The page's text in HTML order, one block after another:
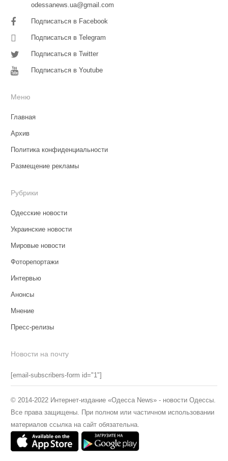
odessanews.ua@gmail.com
Подписаться в Facebook
Подписаться в Telegram
Подписаться в Twitter
Подписаться в Youtube
Меню
Главная
Архив
Политика конфиденциальности
Размещение рекламы
Рубрики
Одесские новости
Украинские новости
Мировые новости
Фоторепортажи
Интервью
Анонсы
Мнение
Пресс-релизы
Новости на почту
[email-subscribers-form id="1"]
© 2014-2022 Интернет-издание «Одесса News» - новости Одессы.
Все права защищены. При полном или частичном использовании
материалов ссылка на сайт обязательна.